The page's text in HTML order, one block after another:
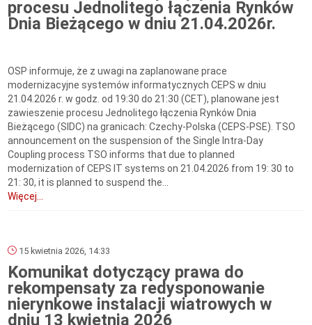
procesu Jednolitego łączenia Rynków
Dnia Bieżącego w dniu 21.04.2026r.
OSP informuje, że z uwagi na zaplanowane prace
modernizacyjne systemów informatycznych CEPS w dniu
21.04.2026 r. w godz. od 19:30 do 21:30 (CET), planowane jest
zawieszenie procesu Jednolitego łączenia Rynków Dnia
Bieżącego (SIDC) na granicach: Czechy-Polska (CEPS-PSE). TSO
announcement on the suspension of the Single Intra-Day
Coupling process TSO informs that due to planned
modernization of CEPS IT systems on 21.04.2026 from 19: 30 to
21: 30, it is planned to suspend the...
Więcej...
15 kwietnia 2026, 14:33
Komunikat dotyczący prawa do
rekompensaty za redysponowanie
nierynkowe instalacji wiatrowych w
dniu 13 kwietnia 2026